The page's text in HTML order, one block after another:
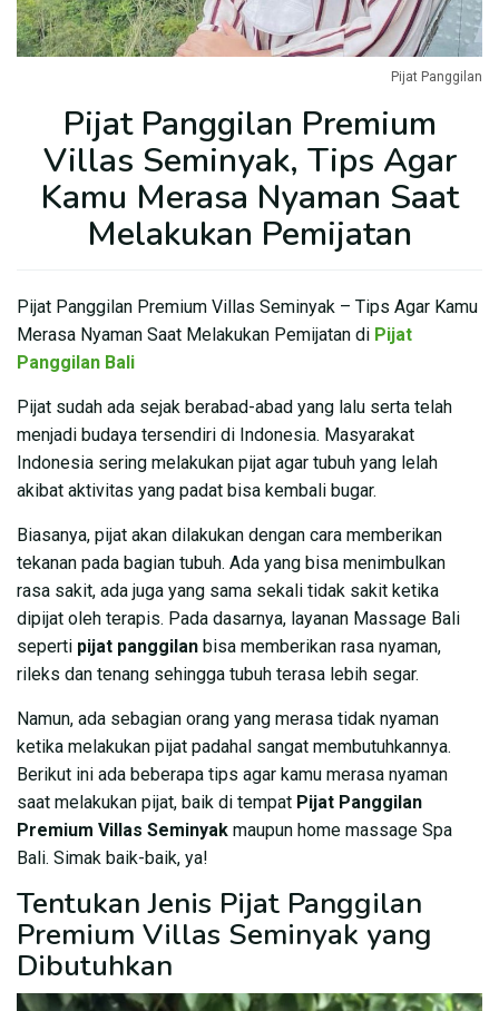
Pijat Panggilan
Pijat Panggilan Premium
Villas Seminyak, Tips Agar
Kamu Merasa Nyaman Saat
Melakukan Pemijatan
Pijat Panggilan Premium Villas Seminyak – Tips Agar Kamu
Merasa Nyaman Saat Melakukan Pemijatan di Pijat
Panggilan Bali
Pijat sudah ada sejak berabad-abad yang lalu serta telah
menjadi budaya tersendiri di Indonesia. Masyarakat
Indonesia sering melakukan pijat agar tubuh yang lelah
akibat aktivitas yang padat bisa kembali bugar.
Biasanya, pijat akan dilakukan dengan cara memberikan
tekanan pada bagian tubuh. Ada yang bisa menimbulkan
rasa sakit, ada juga yang sama sekali tidak sakit ketika
dipijat oleh terapis. Pada dasarnya, layanan Massage Bali
seperti pijat panggilan bisa memberikan rasa nyaman,
rileks dan tenang sehingga tubuh terasa lebih segar.
Namun, ada sebagian orang yang merasa tidak nyaman
ketika melakukan pijat padahal sangat membutuhkannya.
Berikut ini ada beberapa tips agar kamu merasa nyaman
saat melakukan pijat, baik di tempat Pijat Panggilan
Premium Villas Seminyak maupun home massage Spa
Bali. Simak baik-baik, ya!
Tentukan Jenis Pijat Panggilan
Premium Villas Seminyak yang
Dibutuhkan